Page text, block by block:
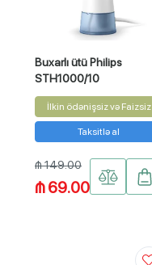
Buxarlı ütü Philips
STH1000/10
İlkin ödənişsiz və Faizsiz
Taksitlə al
₼ 149.00
₼ 69.00